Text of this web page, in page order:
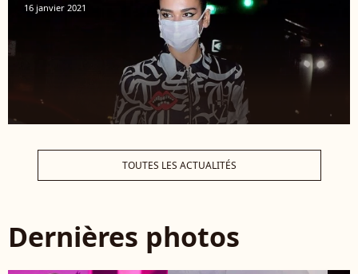
16 janvier 2021
TOUTES LES ACTUALITÉS
Dernières photos